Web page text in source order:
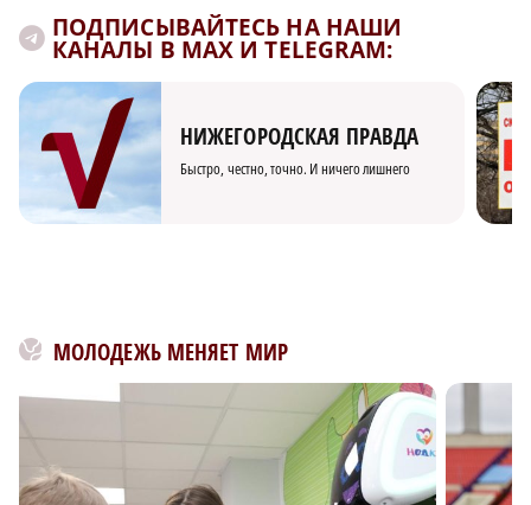
ПОДПИСЫВАЙТЕСЬ НА НАШИ
КАНАЛЫ В MAX И TELEGRAM:
НИЖЕГОРОДСКАЯ ПРАВДА
Быстро, честно, точно. И ничего лишнего
МОЛОДЕЖЬ МЕНЯЕТ МИР